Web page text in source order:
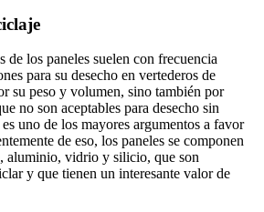
de los paneles suelen con frecuencia
para su desecho en vertederos de
su peso y volumen, sino también por
no son aceptables para desecho sin
uno de los mayores argumentos a favor
de eso, los paneles se componen
aluminio, vidrio y silicio, que son
y que tienen un interesante valor de